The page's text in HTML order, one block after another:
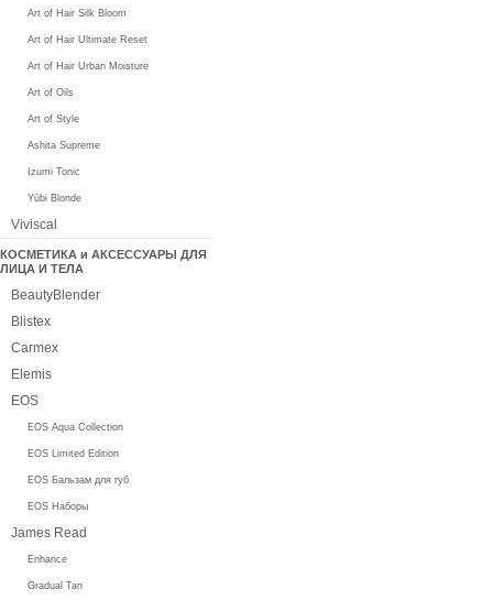
Art of Hair Silk Bloom
Art of Hair Ultimate Reset
Art of Hair Urban Moisture
Art of Oils
Art of Style
Ashita Supreme
Izumi Tonic
Yūbi Blonde
Viviscal
КОСМЕТИКА и АКСЕССУАРЫ ДЛЯ
ЛИЦА И ТЕЛА
BeautyBlender
Blistex
Carmex
Elemis
EOS
EOS Aqua Collection
EOS Limited Edition
EOS Бальзам для губ
EOS Наборы
James Read
Enhance
Gradual Tan